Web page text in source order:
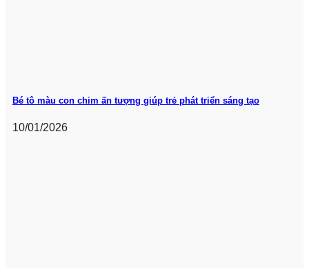
Bé tô màu con chim ấn tượng giúp trẻ phát triển sáng tạo
10/01/2026